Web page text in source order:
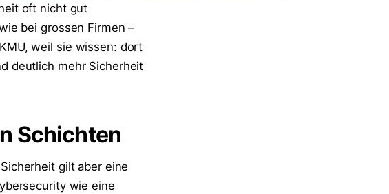
oft nicht gut
bei grossen Firmen –
weil sie wissen: dort
deutlich mehr Sicherheit
Schichten
gilt aber eine
wie eine